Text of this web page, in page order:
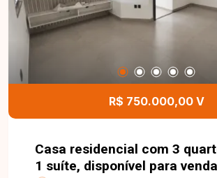
lazer e conforto, além de 3 vagas de
cobertas. Uma excelente oportunidade para quem
busca um imóvel espaçoso, com
nobres de Uberlândia. Entre em
R$ 750.000,00 V
Casa residencial com 3
1 suíte, disponível para